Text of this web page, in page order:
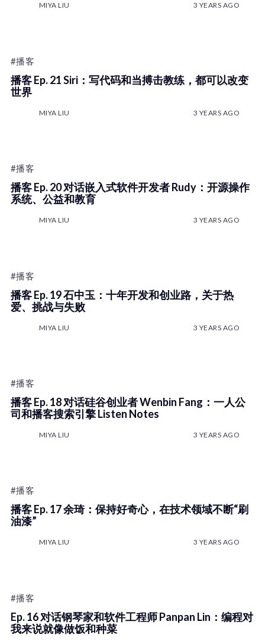
MIYA LIU 3 YEARS AGO
#播客
播客 Ep. 21 Siri：写代码和当搏击教练，都可以改变
世界
MIYA LIU 3 YEARS AGO
#播客
播客 Ep. 20 对话嵌入式软件开发者 Rudy：开源操作
系统、公益和教育
MIYA LIU 3 YEARS AGO
#播客
播客 Ep. 19 石中玉：十年开发和创业路，关于热
爱、挑战与失败
MIYA LIU 3 YEARS AGO
#播客
播客 Ep. 18 对话硅谷创业者 Wenbin Fang：一人公
司和播客搜索引擎 Listen Notes
MIYA LIU 3 YEARS AGO
#播客
播客 Ep. 17 余琦：保持好奇心，在技术领域不断“刷
油漆”
MIYA LIU 3 YEARS AGO
#播客
Ep. 16 对话钢琴家和软件工程师 Panpan Lin：编程对
我来说就像做饭和种菜